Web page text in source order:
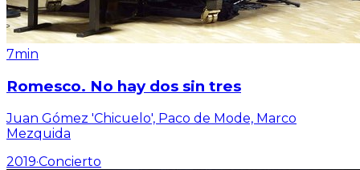
7min
Romesco. No hay dos sin tres
Juan Gómez 'Chicuelo', Paco de Mode, Marco
Mezquida
2019·Concierto